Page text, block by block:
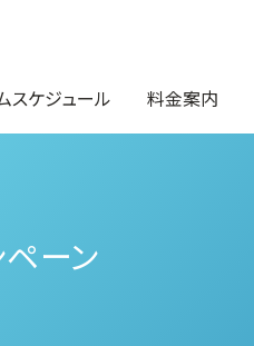
スケジュール 料金案内
ペーン